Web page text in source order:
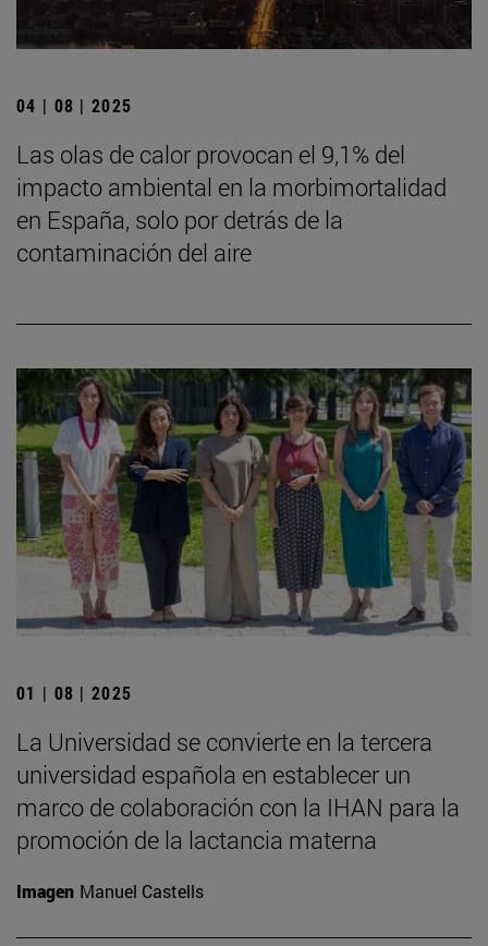
04 | 08 | 2025
Las olas de calor provocan el 9,1% del
impacto ambiental en la morbimortalidad
en España, solo por detrás de la
contaminación del aire
01 | 08 | 2025
La Universidad se convierte en la tercera
universidad española en establecer un
marco de colaboración con la IHAN para la
promoción de la lactancia materna
Imagen Manuel Castells